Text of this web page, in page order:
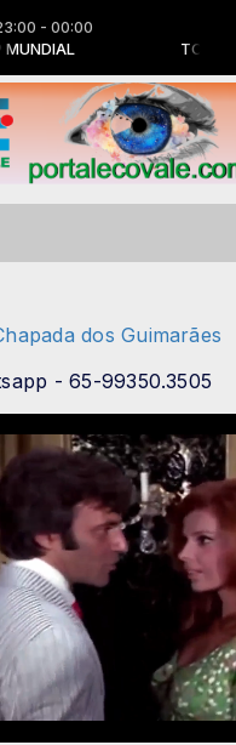
- 00:00
TOP MUNDIAL
- Doutor Quero Uma Chupeta
dos Guimarães
- 65-99350.3505